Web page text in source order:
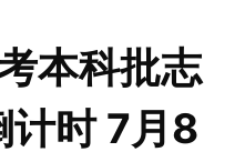
本科批志
计时 7月8